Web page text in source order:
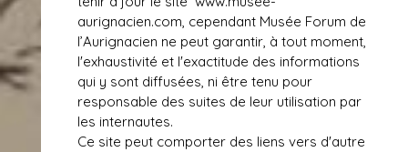
aurignacien.com, cependant Musée Forum de
l’Aurignacien ne peut garantir, à tout moment,
l'exhaustivité et l'exactitude des informations
qui y sont diffusées, ni être tenu pour
responsable des suites de leur utilisation par
les internautes.
Ce site peut comporter des liens vers d'autre